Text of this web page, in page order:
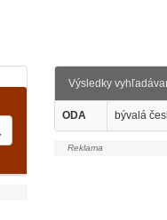
Výsledky
ODA bývalá